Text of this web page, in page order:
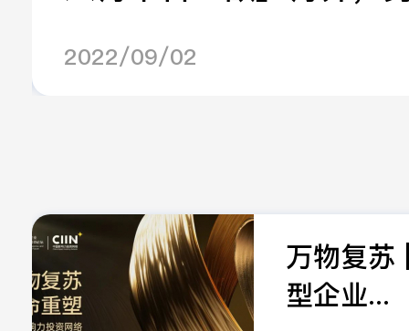
2022/09/02
万物复苏
型企业...